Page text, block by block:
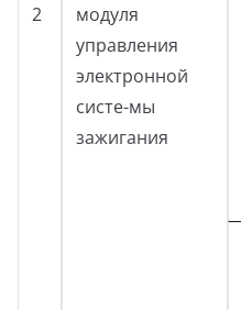
2
модуля
управления
электронной
систе-мы
зажигания